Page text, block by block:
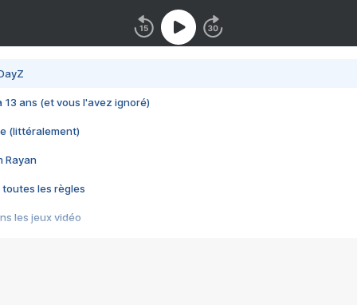
13 ans (et vous l'avez ignoré)
(littéralement)
Rayan
toutes les règles
les jeux vidéo